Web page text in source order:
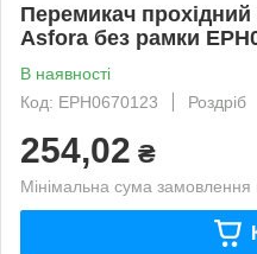
Перемикач
Asfora без рамки
В наявності
Код: EPH0670123
Роздріб
254,02 ₴
Мінімальна сума